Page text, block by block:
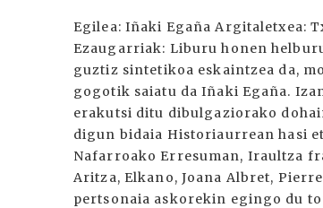
Egilea: Iñaki Egaña Argitaletxea:
Ezaugarriak: Liburu honen
guztiz sintetikoa eskaintzea da,
gogotik saiatu da Iñaki Egaña.
erakutsi ditu dibulgaziorako
digun bidaia Historiaurrean hasi
Nafarroako Erresuman, Iraultza
Aritza, Elkano, Joana Albret,
pertsonaia askorekin egingo du